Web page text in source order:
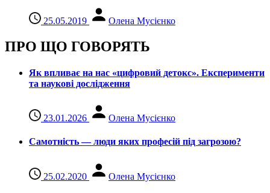
25.05.2019 Олена Мусієнко
ПРО ЩО ГОВОРЯТЬ
Як впливає на нас «цифровий детокс». Експерименти
та наукові дослідження
23.01.2026 Олена Мусієнко
Самотність — люди яких професій під загрозою?
25.02.2020 Олена Мусієнко